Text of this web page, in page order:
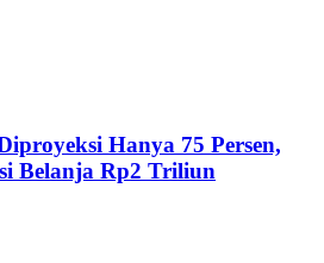
Hanya 75 Persen,
Belanja Rp2 Triliun